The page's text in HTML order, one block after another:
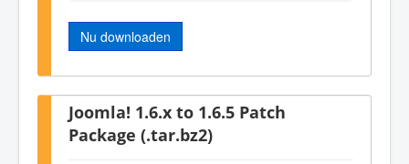
Nu downloaden
Joomla! 1.6.x to 1.6.5 Patch
Package (.tar.bz2)